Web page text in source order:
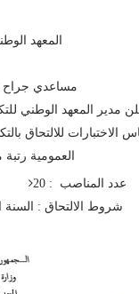
المعهد
مساعدي جراح
مدير المعهد الوطني
الاختبارات للالتحاق
العمومية
عدد المناصب : 20